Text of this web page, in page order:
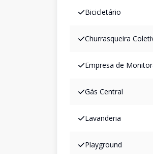
Bicicletário
Churrasqueira
Empresa de
Gás Central
Lavanderia
Playground